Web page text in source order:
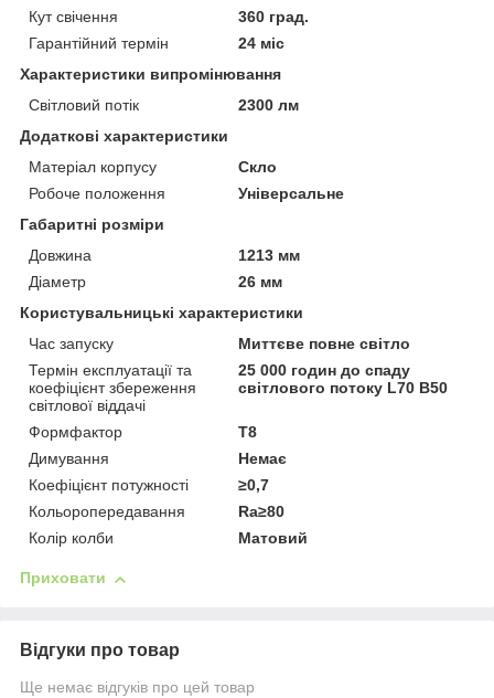
Кут свічення
360 град.
Гарантійний термін
24 міс
Характеристики випромінювання
Світловий потік
2300 лм
Додаткові характеристики
Матеріал корпусу
Скло
Робоче положення
Універсальне
Габаритні розміри
Довжина
1213 мм
Діаметр
26 мм
Користувальницькі характеристики
Час запуску
Миттєве повне світло
Термін експлуатації та
коефіцієнт збереження
світлової віддачі
25 000 годин до спаду
світлового потоку L70 B50
Формфактор
T8
Димування
Немає
Коефіцієнт потужності
≥0,7
Кольоропередавання
Ra≥80
Колір колби
Матовий
Приховати
Відгуки про товар
Ще немає відгуків про цей товар